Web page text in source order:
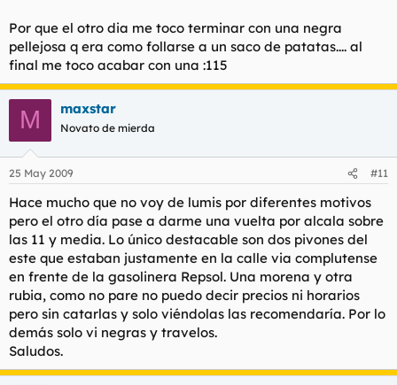
Por que el otro dia me toco terminar con una negra
pellejosa q era como follarse a un saco de patatas.... al
final me toco acabar con una :115
M maxstar
Novato de mierda
25 May 2009 #11
Hace mucho que no voy de lumis por diferentes motivos
pero el otro día pase a darme una vuelta por alcala sobre
las 11 y media. Lo único destacable son dos pivones del
este que estaban justamente en la calle via complutense
en frente de la gasolinera Repsol. Una morena y otra
rubia, como no pare no puedo decir precios ni horarios
pero sin catarlas y solo viéndolas las recomendaría. Por lo
demás solo vi negras y travelos.
Saludos.